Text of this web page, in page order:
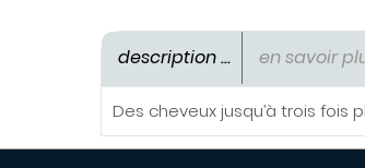
description ... en savoir
Des cheveux jusqu’à trois fois